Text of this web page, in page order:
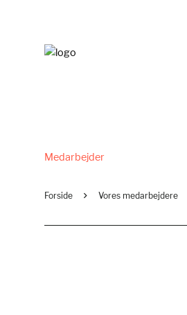
Medarbejder
Forside Vores medarbejdere